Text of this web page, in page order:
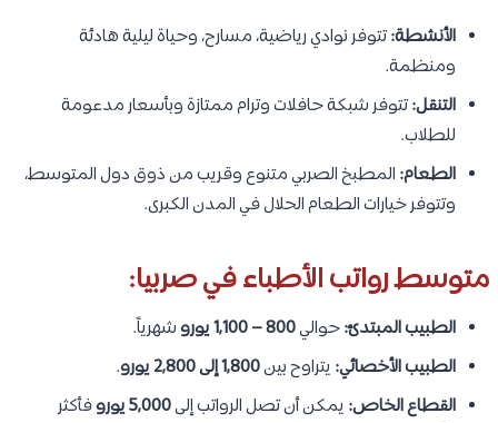
الأنشطة:تتوفر نوادي رياضية، مسارح، وحياة ليلية هادئة
ومنظمة.
التنقل:تتوفر شبكة حافلات وترام ممتازة وبأسعار مدعومة
للطلاب.
الطعام: المطبخ الصربي متنوع وقريب من ذوق دول المتوسط،
وتتوفر خيارات الطعام الحلال في المدن الكبرى.
متوسط رواتب الأطباء في صربيا:
الطبيب المبتدئ:حوالي800 – 1,100 يورو
شهرياً.
الطبيب الأخصائي: يتراوح بين1,800 إلى 2,800 يورو
.
القطاع الخاص: يمكن أن تصل الرواتب إلى5,000 يورو
فأكثر